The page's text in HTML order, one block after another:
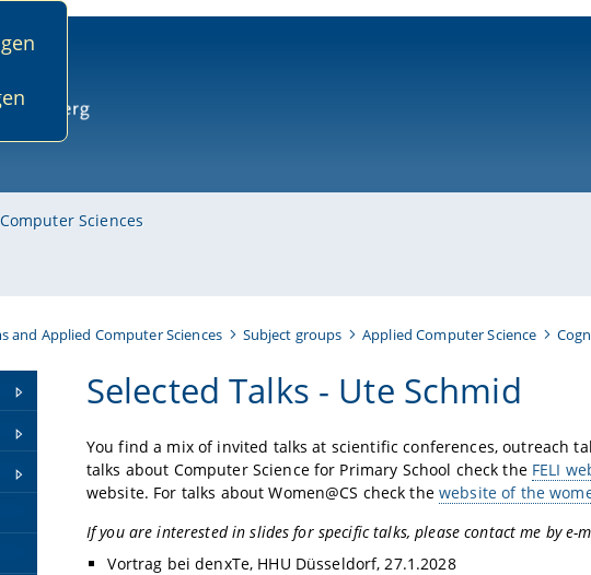
Sciences
and Applied Computer Sciences Subject groups Applied Computer Science
Selected Talks - Ute Schmid
You find a mix of invited talks at scientific conferences, outreach
talks about Computer Science for Primary School check the FELI
website. For talks about Women@CS check thewebsite of the
If you are interested in slides for specific talks, please contact me by e-
Vortrag bei denxTe, HHU Düsseldorf, 27.1.2028